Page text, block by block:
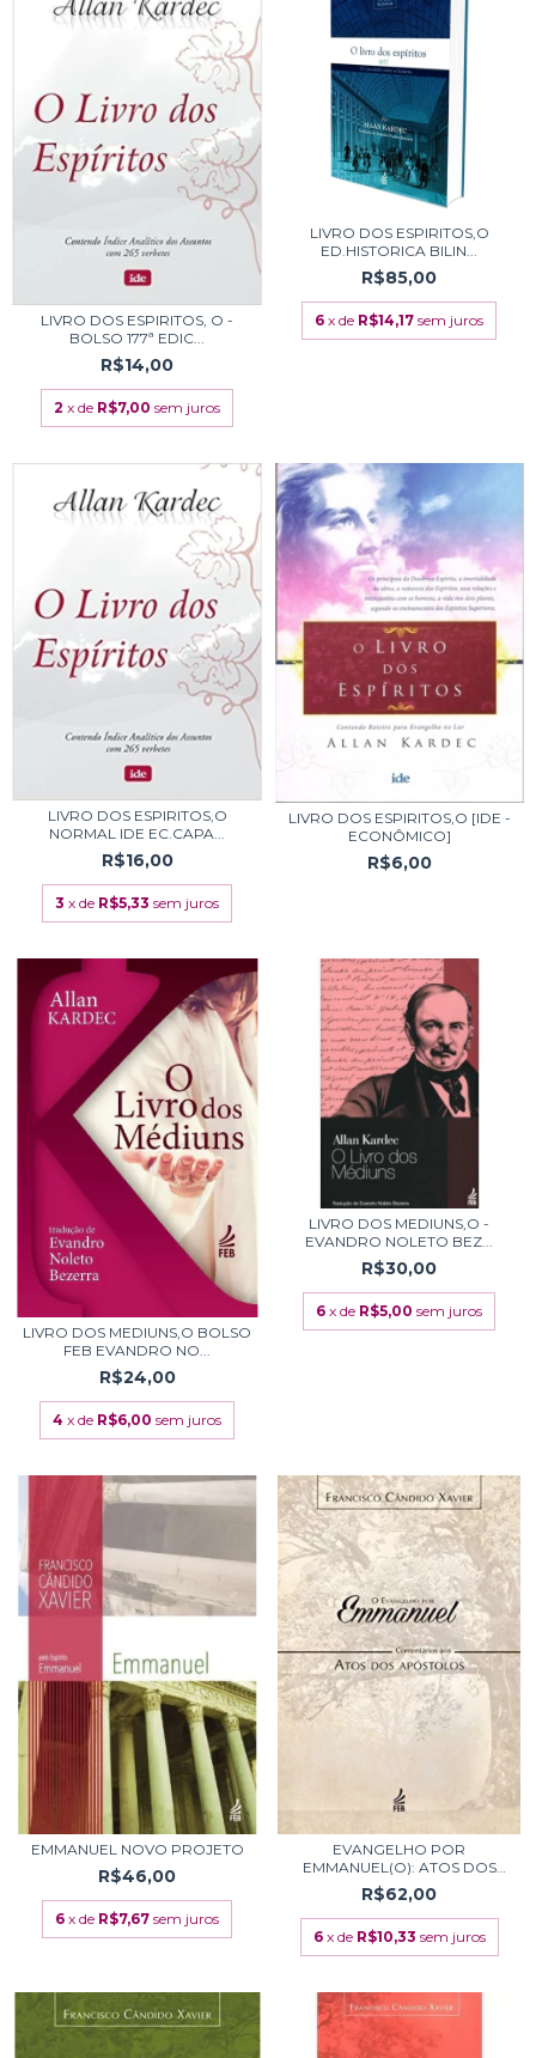
LIVRO DOS ESPIRITOS, O -
BOLSO 177ª EDIC...
R$14,00
2 x de R$7,00 sem juros
LIVRO DOS ESPIRITOS,O
ED.HISTORICA BILIN...
R$85,00
6 x de R$14,17 sem juros
LIVRO DOS ESPIRITOS,O
NORMAL IDE EC.CAPA...
R$16,00
3 x de R$5,33 sem juros
LIVRO DOS ESPIRITOS,O [IDE -
ECONÔMICO]
R$6,00
LIVRO DOS MEDIUNS,O BOLSO
FEB EVANDRO NO...
R$24,00
4 x de R$6,00 sem juros
LIVRO DOS MEDIUNS,O -
EVANDRO NOLETO BEZ...
R$30,00
6 x de R$5,00 sem juros
EMMANUEL NOVO PROJETO
R$46,00
6 x de R$7,67 sem juros
EVANGELHO POR
EMMANUEL(O): ATOS DOS
APOS...
R$62,00
6 x de R$10,33 sem juros